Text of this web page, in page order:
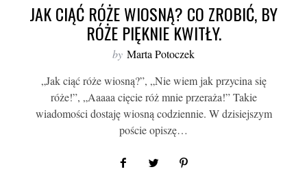
JAK CIĄĆ RÓŻE WIOSNĄ? CO ZROBIĆ, BY
RÓŻE PIĘKNIE KWITŁY.
by Marta Potoczek
„Jak ciąć róże wiosną?”, „Nie wiem jak przycina się
róże!”, „Aaaaa cięcie róż mnie przeraża!” Takie
wiadomości dostaję wiosną codziennie. W dzisiejszym
poście opiszę…